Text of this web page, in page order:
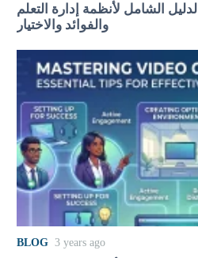
الدليل الشامل لأنظمة إدارة التعلم (LMS): الميزات
والفوائد والاختيار
BLOG 3 years ago